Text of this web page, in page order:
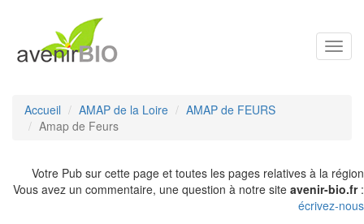
Accueil AMAP de la Loire
AMAP de FEURS
Amap de Feurs
Votre Pub sur cette page et toutes les pages relatives à la région
Vous avez un commentaire, une question à notre site avenir-bio.fr:
écrivez-nous